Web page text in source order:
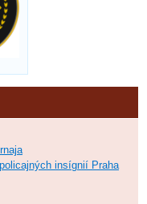
insígnií Praha